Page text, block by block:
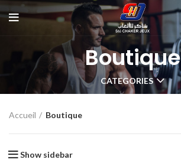
Boutique
CATEGORIES
Accueil Boutique
Show sidebar